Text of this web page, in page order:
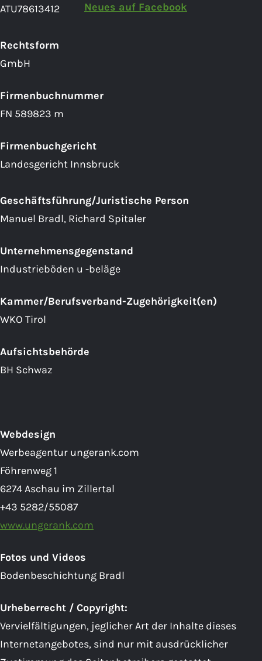
Neues auf Facebook
ATU78613412
Rechtsform
GmbH
Firmenbuchnummer
FN 589823 m
Firmenbuchgericht
Landesgericht Innsbruck
Geschäftsführung/Juristische Person
Manuel Bradl, Richard Spitaler
Unternehmensgegenstand
Industrieböden u -beläge
Kammer/Berufsverband-Zugehörigkeit(en)
WKO Tirol
Aufsichtsbehörde
BH Schwaz
Webdesign
Werbeagentur ungerank.com
Föhrenweg 1
6274 Aschau im Zillertal
+43 5282/55087
www.ungerank.com
Fotos und Videos
Bodenbeschichtung Bradl
Urheberrecht / Copyright:
Vervielfältigungen, jeglicher Art der Inhalte dieses
Internetangebotes, sind nur mit ausdrücklicher